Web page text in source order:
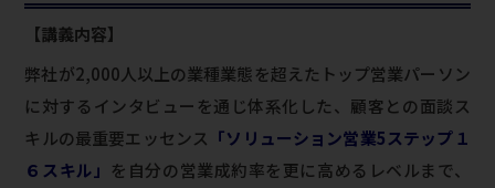
【講義内容】
弊社が2,000人以上の業種業態を超えたトップ営業パーソン
に対するインタビューを通じ体系化した、顧客との面談ス
キルの最重要エッセンス 「ソリューション営業5ステップ１
６スキル」 を自分の営業成約率を更に高めるレベルまで、